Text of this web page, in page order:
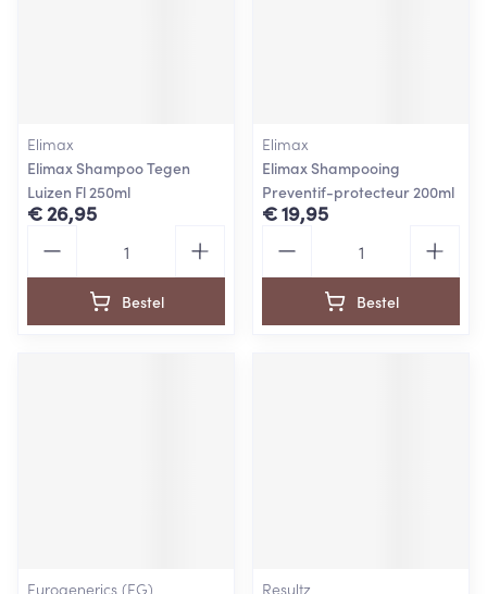
Elimax
Elimax Shampoo Tegen
Luizen Fl 250ml
€ 26,95
Bestel
Elimax
Elimax Shampooing
Preventif-protecteur 200ml
€ 19,95
Bestel
Eurogenerics (EG) Resultz